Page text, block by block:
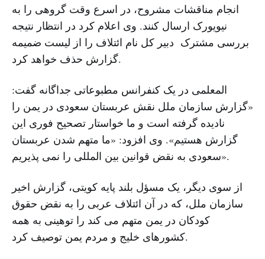
انجام مناقشات مشروح، در اسرع وقت گروهی را به
نیویورک ارسال کنند. وی اعلام کرد در انتظار نتیجه
بررسی مشترک دبیر کل نام ائتلاف را از لیست ضمیمه
گزارش حذف خواهد کرد.
المعلمی در یک کنفرانس مطبوعاتی جداگانه گفت:
«گزارش سازمان ملل نقش عربستان سعودی در یمن را
نادیده گرفته است و ما خواستار تصحیح فوری این
گزارش هستیم». وی افزود: «ما متهم شدن عربستان
سعودی به نقض قوانین بین المللی را نمی پذیریم».
از سوی دیگر، یک مسؤل بلند پایه کویتی، گزارش اخیر
سازمان ملل، که در آن ائتلاف عربی را به نقض حقوق
کودکان در یمن متهم می کند را توهینی به همه
کشورهای خلیج و مردم یمن توصیف کرد.